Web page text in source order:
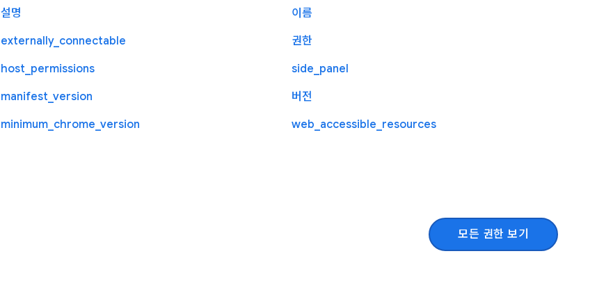
설명
externally_connectable
host_permissions
manifest_version
minimum_chrome_version
이름
권한
side_panel
버전
web_accessible_resources
모든 권한 보기